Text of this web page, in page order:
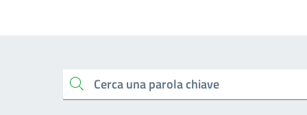
Cerca una parola chiave